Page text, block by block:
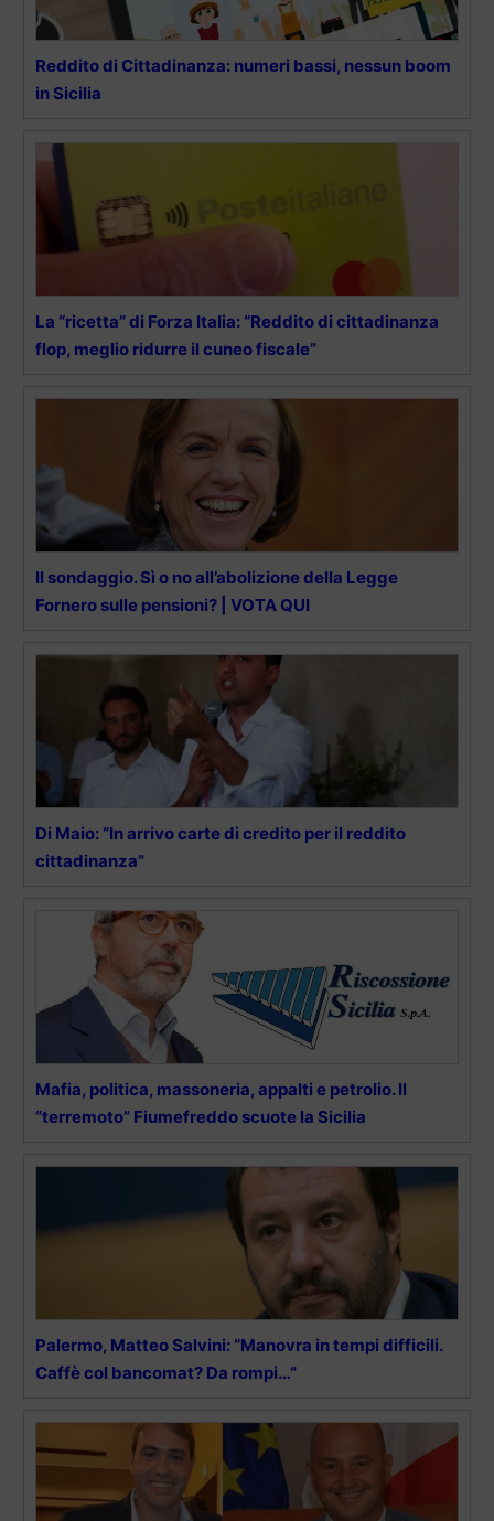
Reddito di Cittadinanza: numeri bassi, nessun boom
in Sicilia
La “ricetta” di Forza Italia: “Reddito di cittadinanza
flop, meglio ridurre il cuneo fiscale”
Il sondaggio. Sì o no all’abolizione della Legge
Fornero sulle pensioni? | VOTA QUI
Di Maio: “In arrivo carte di credito per il reddito
cittadinanza”
Mafia, politica, massoneria, appalti e petrolio. Il
“terremoto” Fiumefreddo scuote la Sicilia
Palermo, Matteo Salvini: “Manovra in tempi difficili.
Caffè col bancomat? Da rompi…”